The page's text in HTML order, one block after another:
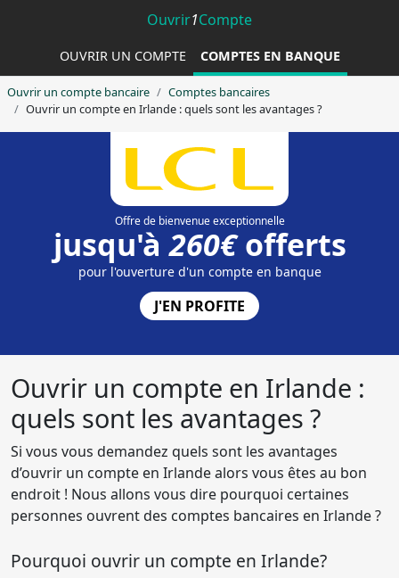
Ouvrir1Compte
OUVRIR UN COMPTE COMPTES EN BANQUE
Ouvrir un compte bancaire
Comptes bancaires
Ouvrir un compte en Irlande : quels sont les avantages ?
Ouvrir un compte en Irlande :
quels sont les avantages ?
Si vous vous demandez quels sont les avantages
d’ouvrir un compte en Irlande alors vous êtes au bon
endroit ! Nous allons vous dire pourquoi certaines
personnes ouvrent des comptes bancaires en Irlande ?
Pourquoi ouvrir un compte en Irlande?